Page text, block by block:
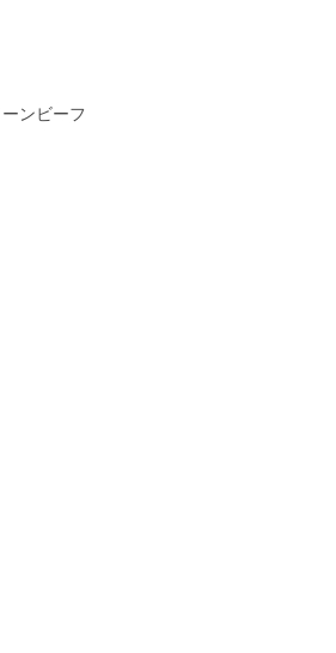
ンビーフ